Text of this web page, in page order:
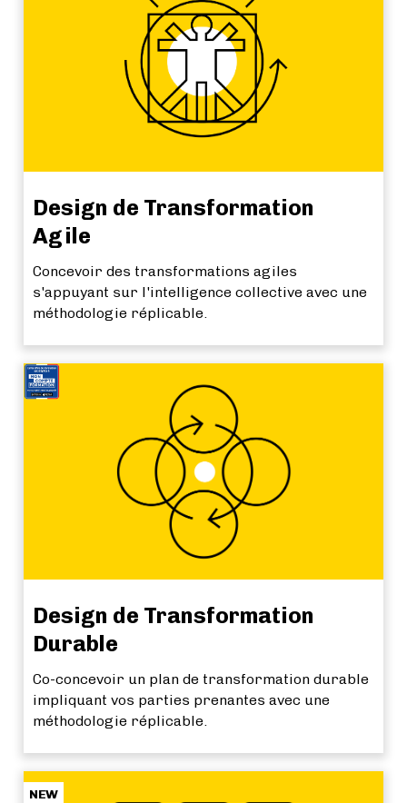
Design de Transformation
Agile
Concevoir des transformations agiles
s'appuyant sur l'intelligence collective avec une
méthodologie réplicable.
Design de Transformation
Durable
Co-concevoir un plan de transformation durable
impliquant vos parties prenantes avec une
méthodologie réplicable.
NEW